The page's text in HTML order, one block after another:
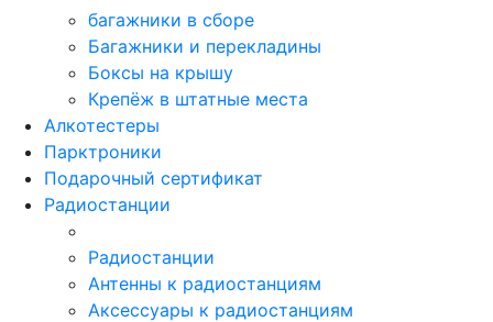
багажники в сборе
Багажники и перекладины
Боксы на крышу
Крепёж в штатные места
Алкотестеры
Парктроники
Подарочный сертификат
Радиостанции
Радиостанции
Антенны к радиостанциям
Аксессуары к радиостанциям